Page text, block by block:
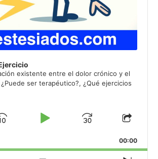
existente entre el dolor crónico y el
ser terapéutico?, ¿Qué ejercicios
Skip
Play
Jump
Forward
Share
00:00